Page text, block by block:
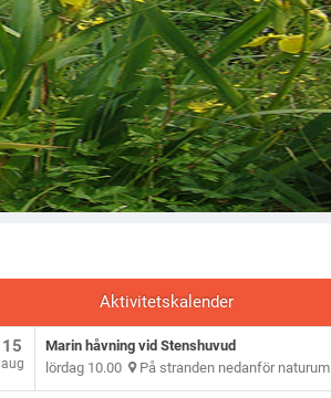
Aktivitetskalender
15
aug
Marin håvning vid Stenshuvud
lördag 10.00 På stranden nedanför naturum